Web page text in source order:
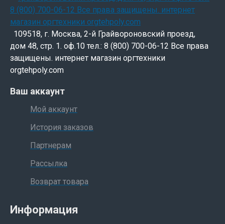
109518, г. Москва, 2-й Грайвороновский проезд,
дом 48, стр. 1. оф.10 тел.: 8 (800) 700-06-12 Все права
защищены. интернет магазин оргтехники
orgtehpoly.com
Ваш аккаунт
Мой аккаунт
История заказов
Партнерам
Рассылка
Возврат товара
Информация